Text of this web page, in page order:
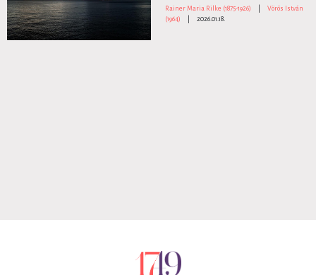
Rainer Maria Rilke (1875-1926)
Vörös István
(1964)
2026.01.18.